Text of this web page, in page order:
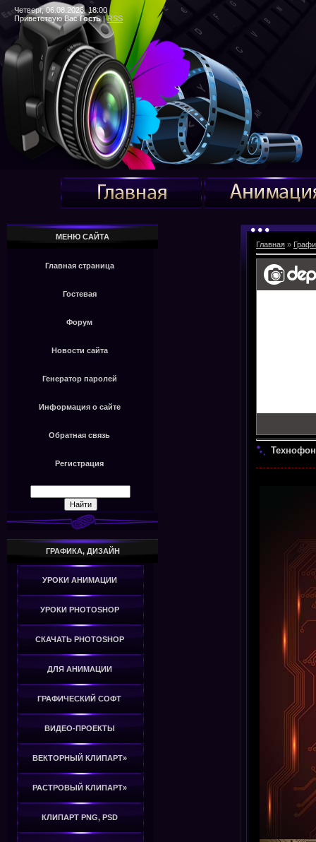
Четверг, 06.08.2026, 18:00
Приветствую Вас Гость|RSS
МЕНЮ САЙТА
Главная страница
Гостевая
Форум
Новости сайта
Генератор паролей
Информация о сайте
Обратная связь
Регистрация
ГРАФИКА, ДИЗАЙН
УРОКИ АНИМАЦИИ
УРОКИ PHOTOSHOP
СКАЧАТЬ PHOTOSHOP
ДЛЯ АНИМАЦИИ
ГРАФИЧЕСКИЙ СОФТ
ВИДЕО-ПРОЕКТЫ
ВЕКТОРНЫЙ КЛИПАРТ»
РАСТРОВЫЙ КЛИПАРТ»
КЛИПАРТ PNG, PSD
Главная »